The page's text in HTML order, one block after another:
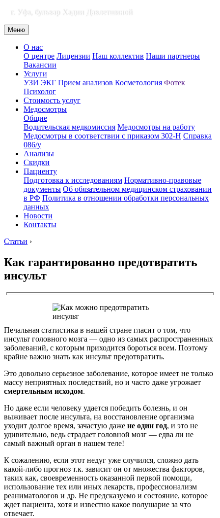
г. Уфа, бульвар Хадии Давлетшиной
Меню
О нас
О центре Лицензии Наш коллектив Наши партнеры
Вакансии
Услуги
УЗИ ЭКГ Прием анализов Косметология Фотек
Психолог
Стоимость услуг
Медосмотры
Общие
Водительская медкомиссия Медосмотры на работу
Медосмотры в соответствии с приказом 302-Н Справка
086/у
Анализы
Скидки
Пациенту
Подготовка к исследованиям Нормативно-правовые
документы Об обязательном медицинском страховании
в РФ Политика в отношении обработки персональных
данных
Новости
Контакты
Статьи ›
Как гарантированно предотвратить
инсульт
Печальная статистика в нашей стране гласит о том, что
инсульт головного мозга — одно из самых распространенных
заболеваний, с которым приходится бороться всем. Поэтому
крайне важно знать как инсульт предотвратить.
Это довольно серьезное заболевание, которое имеет не только
массу неприятных последствий, но и часто даже угрожает
смертельным исходом.
Но даже если человеку удается победить болезнь, и он
выживает после инсульта, на восстановление организма
уходит долгое время, зачастую даже не один год, и это не
удивительно, ведь страдает головной мозг — едва ли не
самый важный орган в нашем теле!
К сожалению, если этот недуг уже случился, сложно дать
какой-либо прогноз т.к. зависит он от множества факторов,
таких как, своевременность оказанной первой помощи,
использование тех или иных лекарств, профессионализм
реаниматологов и др. Не предсказуемо и состояние, которое
ждет пациента, хотя и известно какое полушарие за что
отвечает.